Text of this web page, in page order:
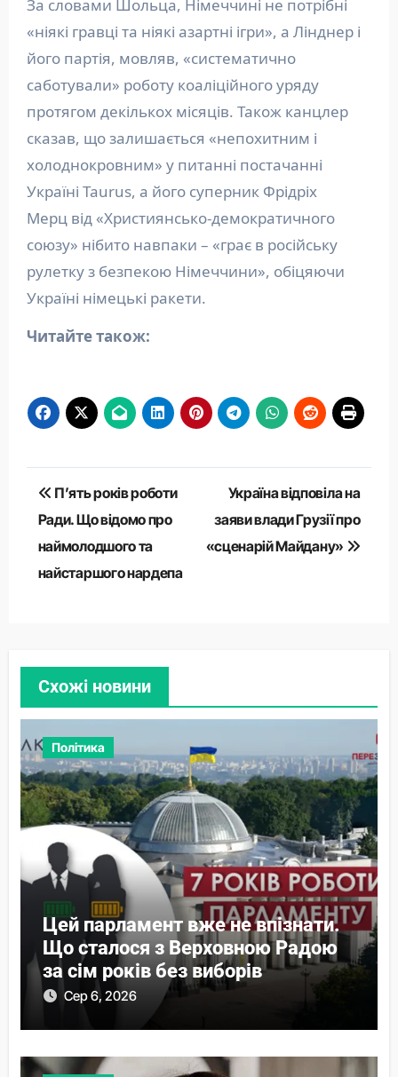
За словами Шольца, Німеччині не потрібні
«ніякі гравці та ніякі азартні ігри», а Лінднер і
його партія, мовляв, «систематично
саботували» роботу коаліційного уряду
протягом декількох місяців. Також канцлер
сказав, що залишається «непохитним і
холоднокровним» у питанні постачанні
Україні Taurus, а його суперник Фрідріх
Мерц від «Християнсько-демократичного
союзу» нібито навпаки – «грає в російську
рулетку з безпекою Німеччини», обіцяючи
Україні німецькі ракети.
Читайте також:
Навігація
записів
П’ять років роботи
Ради. Що відомо про
наймолодшого та
найстаршого нардепа
Україна відповіла на
заяви влади Грузії про
«сценарій Майдану»
Схожі новини
Політика
Цей парламент вже не впізнати.
Що сталося з Верховною Радою
за сім років без виборів
Сер 6, 2026